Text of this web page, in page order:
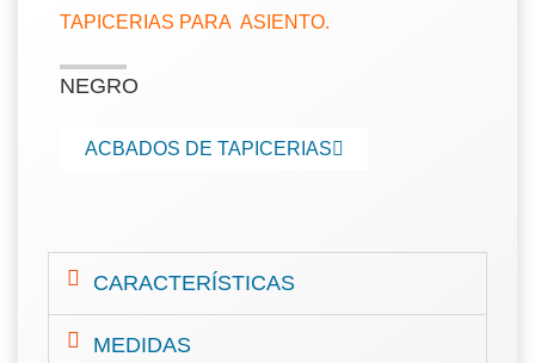
TAPICERIAS PARA ASIENTO.
NEGRO
ACBADOS DE TAPICERIAS
CARACTERÍSTICAS
MEDIDAS